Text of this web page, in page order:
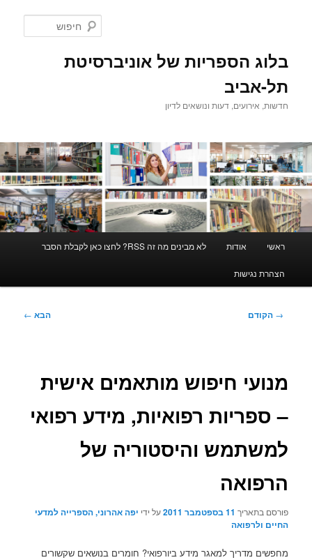
בלוג הספריות של אוניברסיטת
תל-אביב
חדשות, אירועים, דעות ונושאים לדיון
ראשי אודות לא מבינים מה זה RSS? לחצו כאן לקבלת הסבר
הצהרת נגישות
ניווט
→ הקודם הבא ←
מנועי חיפוש מותאמים אישית
– ספריות רפואיות, מידע רפואי
למשתמש והיסטוריה של
הרפואה
פורסם בתאריך 11 בספטמבר 2011 על ידי יפה אהרוני, הספרייה למדעי
החיים ולרפואה
מחפשים מדריך למאגר מידע ביורפואי? חומרים בנושאים שקשורים